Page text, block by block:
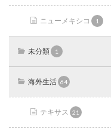
ニューメキシコ 1
未分類 1
海外生活 64
テキサス 21